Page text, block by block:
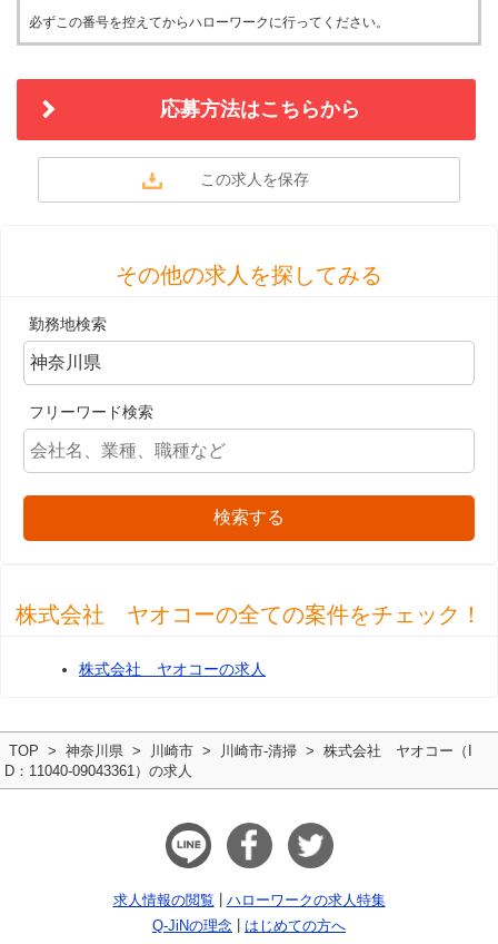
必ずこの番号を控えてからハローワークに行ってください。
応募方法はこちらから
その他の求人を探してみる
勤務地検索
フリーワード検索
検索する
株式会社 ヤオコーの全ての案件をチェック！
株式会社 ヤオコーの求人
TOP 神奈川県 川崎市 川崎市-清掃
株式会社 ヤオコー（I
D：11040-09043361）の求人
求人情報の閲覧
ハローワークの求人特集
Q-JiNの理念
はじめての方へ